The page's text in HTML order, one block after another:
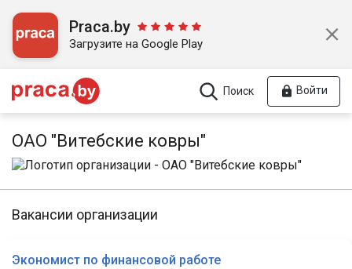
Praca.by
Загрузите на Google Play
Поиск Войти
ОАО "Витебские ковры"
Вакансии организации
Экономист по финансовой работе